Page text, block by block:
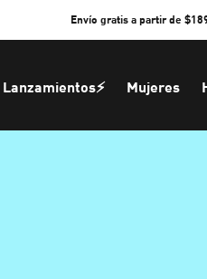
Envío gratis a partir de
Lanzamientos⚡ Mujeres